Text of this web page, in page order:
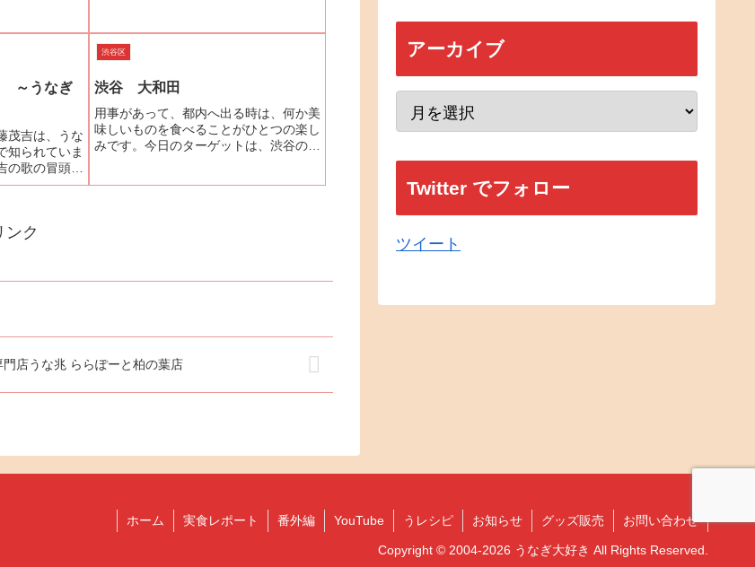
テーブルが9つでところどこ...
～うなぎ
茂吉は、うな
知られていま
歌の冒頭部
を載せます。
...
渋谷区
渋谷 大和田
用事があって、都内へ出る時は、何か美
味しいものを食べることがひとつの楽し
みです。今日のターゲットは、渋谷の大
ンク
門店うな兆 ららぽーと柏の葉店
アーカイブ
Twitter でフォロー
ツイート
ホーム 実食レポート 番外編 YouTube うレシピ お知らせ グッズ販売 お問い合わせ
Copyright © 2004-2026 うなぎ大好き All Rights Reserved.